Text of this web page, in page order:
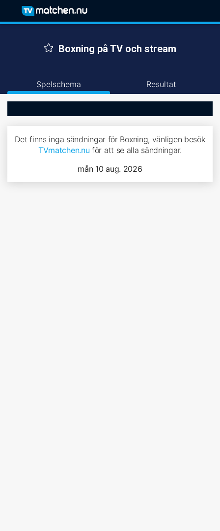
Boxning på TV och stream
Spelschema Resultat
Det finns inga sändningar för Boxning, vänligen besök
TVmatchen.nu för att se alla sändningar.
mån 10 aug. 2026